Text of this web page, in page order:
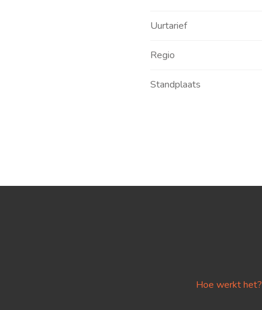
Uurtarief
Regio
Standplaats
Hoe werkt het?